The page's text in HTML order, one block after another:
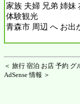
家族 夫婦 兄弟 姉妹
体験観光
青森市 周辺 へ お出
＜ 旅行 宿泊 お店 予約
AdSense 情報 ＞